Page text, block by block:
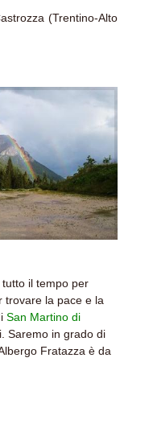
(Trentino-Alto
il tempo per
trovare la pace e la
San Martino di
Saremo in grado di
Fratazza è da